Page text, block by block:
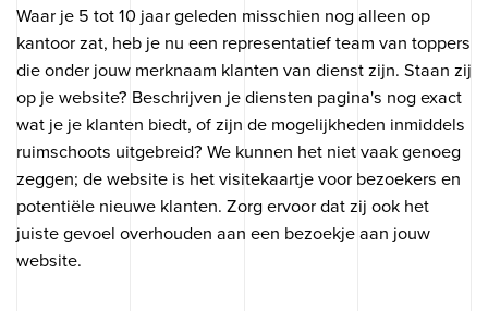
Waar je 5 tot 10 jaar geleden misschien nog alleen op
kantoor zat, heb je nu een representatief team van toppers
die onder jouw merknaam klanten van dienst zijn. Staan zij
op je website? Beschrijven je diensten pagina's nog exact
wat je je klanten biedt, of zijn de mogelijkheden inmiddels
ruimschoots uitgebreid? We kunnen het niet vaak genoeg
zeggen; de website is het visitekaartje voor bezoekers en
potentiële nieuwe klanten. Zorg ervoor dat zij ook het
juiste gevoel overhouden aan een bezoekje aan jouw
website.